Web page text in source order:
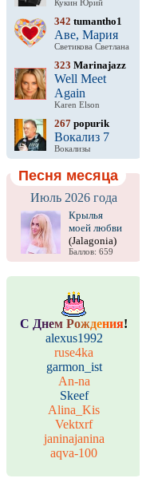
Кукин Юрий
342 tumantho1
Аве, Мария
Светикова Светлана
323 Marinajazz
Well Meet
Again
Karen Elson
267 popurik
Вокализ 7
Вокализы
Песня месяца
Июль 2026 года
Крылья
моей любви
(Jalagonia)
Баллов: 659
С Днем Рождения!
alexus1992
ruse4ka
garmon_ist
An-na
Skeef
Alina_Kis
Vektxrf
janinajanina
aqva-100